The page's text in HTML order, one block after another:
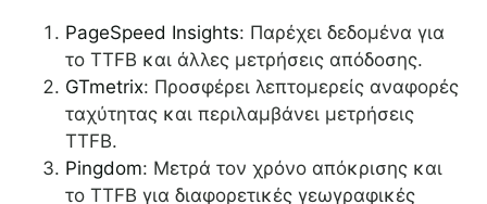
PageSpeed Insights: Παρέχει δεδομένα για
το TTFB και άλλες μετρήσεις απόδοσης.
GTmetrix: Προσφέρει λεπτομερείς αναφορές
ταχύτητας και περιλαμβάνει μετρήσεις
TTFB.
Pingdom: Μετρά τον χρόνο απόκρισης και
το TTFB για διαφορετικές γεωγραφικές